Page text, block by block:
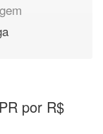
por R$